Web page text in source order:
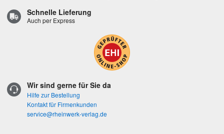
Schnelle Lieferung
Auch per Express
Wir sind gerne für Sie da
Hilfe zur Bestellung
Kontakt für Firmenkunden
service@rheinwerk-verlag.de